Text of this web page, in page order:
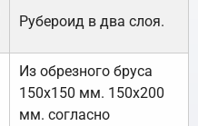
Рубероид в два слоя.
Из обрезного бруса
150х150 мм. 150х200
мм. согласно